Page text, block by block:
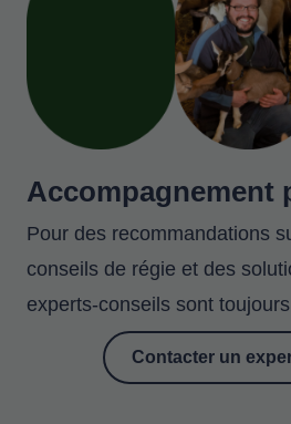
Accompagnement
Pour des recommandations
conseils de régie et des
experts-conseils sont
Contacter un